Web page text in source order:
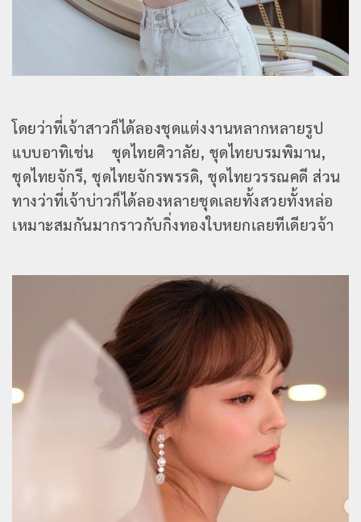
โดยว่าที่เจ้าสาวก็ได้ลองชุดแต่งงานหลากหลายรูป
แบบอาทิเช่น ชุดไทยศิวาลัย, ชุดไทยบรมพิมาน,
ชุดไทยจักรี, ชุดไทยจักรพรรดิ, ชุดไทยวรรณคดี ส่วน
ทางว่าที่เจ้าบ่าวก็ได้ลองหลายชุดเลยทั้งสวยทั้งหล่อ
เหมาะสมกันมากราวกับกิ่งทองใบหยกเลยทีเดียวจ้า